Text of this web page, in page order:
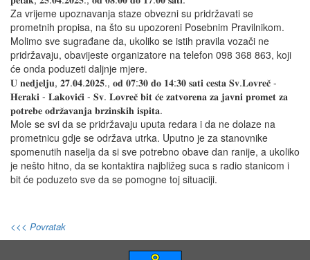
Za vrijeme upoznavanja staze obvezni su pridržavati se
prometnih propisa, na što su upozoreni Posebnim Pravilnikom.
Molimo sve sugrađane da, ukoliko se istih pravila vozači ne
pridržavaju, obavijeste organizatore na telefon 098 368 863, koji
će onda poduzeti daljnje mjere.
𝐔 𝐧𝐞𝐝𝐣𝐞𝐥𝐣𝐮, 𝟐𝟕.𝟎𝟒.𝟐𝟎𝟐𝟓., 𝐨𝐝 𝟎𝟕:𝟑𝟎 𝐝𝐨 𝟏𝟒:𝟑𝟎 𝐬𝐚𝐭𝐢 𝐜𝐞𝐬𝐭𝐚 𝐒𝐯.𝐋𝐨𝐯𝐫𝐞𝐜̌ -
𝐇𝐞𝐫𝐚𝐤𝐢 - 𝐋𝐚𝐤𝐨𝐯𝐢𝐜́𝐢 - 𝐒𝐯. 𝐋𝐨𝐯𝐫𝐞𝐜̌ 𝐛𝐢𝐭 𝐜́𝐞 𝐳𝐚𝐭𝐯𝐨𝐫𝐞𝐧𝐚 𝐳𝐚 𝐣𝐚𝐯𝐧𝐢 𝐩𝐫𝐨𝐦𝐞𝐭 𝐳𝐚
𝐩𝐨𝐭𝐫𝐞𝐛𝐞 𝐨𝐝𝐫𝐳̌𝐚𝐯𝐚𝐧𝐣𝐚 𝐛𝐫𝐳𝐢𝐧𝐬𝐤𝐢𝐡 𝐢𝐬𝐩𝐢𝐭𝐚.
Mole se svi da se pridržavaju uputa redara i da ne dolaze na
prometnicu gdje se održava utrka. Uputno je za stanovnike
spomenutih naselja da si sve potrebno obave dan ranije, a ukoliko
je nešto hitno, da se kontaktira najbližeg suca s radio stanicom i
bit će poduzeto sve da se pomogne toj situaciji.
<<< Povratak